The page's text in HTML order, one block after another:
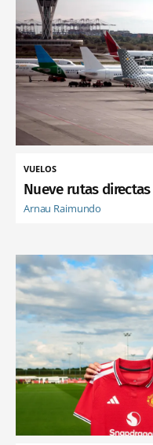
VUELOS
Nueve rutas
Arnau Raimundo